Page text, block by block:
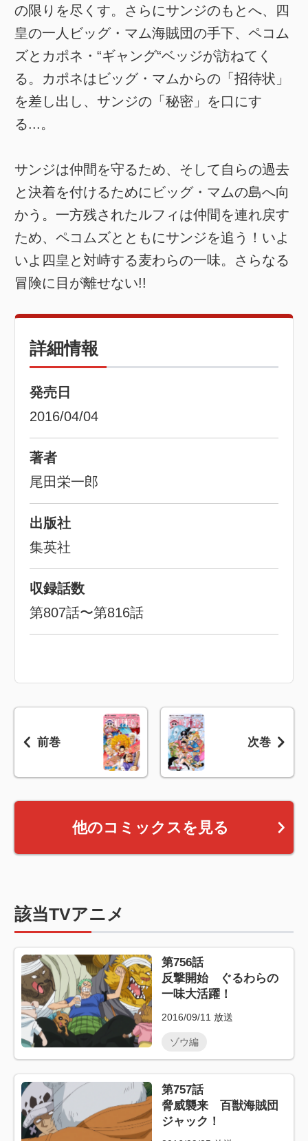
の限りを尽くす。さらにサンジのもとへ、四
皇の一人ビッグ・マム海賊団の手下、ペコム
ズとカポネ・“ギャング“ベッジが訪ねてく
る。カポネはビッグ・マムからの「招待状」
を差し出し、サンジの「秘密」を口にす
る...。
サンジは仲間を守るため、そして自らの過去
と決着を付けるためにビッグ・マムの島へ向
かう。一方残されたルフィは仲間を連れ戻す
ため、ペコムズとともにサンジを追う！いよ
いよ四皇と対峙する麦わらの一味。さらなる
冒険に目が離せない!!
詳細情報
発売日
2016/04/04
著者
尾田栄一郎
出版社
集英社
収録話数
第807話〜第816話
前巻 次巻
他のコミックスを見る
該当TVアニメ
第756話
反撃開始 ぐるわらの
一味大活躍！
2016/09/11 放送
ゾウ編
第757話
脅威襲来 百獣海賊団
ジャック！